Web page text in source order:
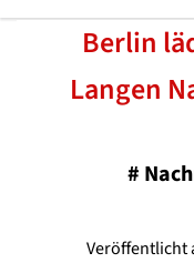
Berlin
Langen
#
Veröffentlicht